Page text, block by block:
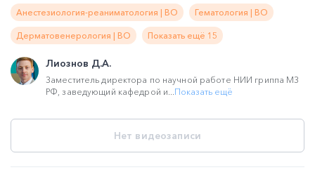
Анестезиология-реаниматология | ВО Гематология | ВО
Дерматовенерология | ВО Показать ещё 15
Лиознов Д.А.
Заместитель директора по научной работе НИИ гриппа МЗ
РФ, заведующий кафедрой и...Показать ещё
Нет видеозаписи